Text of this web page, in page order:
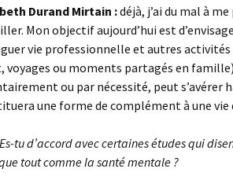
Durand Mirtain :déjà, j’ai du mal à
Mon objectif aujourd’hui est
vie professionnelle et autres
voyages ou moments partagés en
ou par nécessité, peut s’avérer
une forme de complément à une vie
Es-tu d’accord avec certaines études qui
tout comme la santé mentale ?